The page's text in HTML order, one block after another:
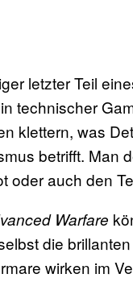
letzter Teil
technischer
klettern, was
betrifft. Man
oder auch den
Warfare
die
wirken im